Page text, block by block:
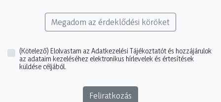
Megadom az érdeklődési köröket
(Kötelező) Elolvastam az Adatkezelési Tájékoztatót és hozzájárulok
az adataim kezeléséhez elektronikus hírlevelek és értesítések
küldése céljából.
Feliratkozás